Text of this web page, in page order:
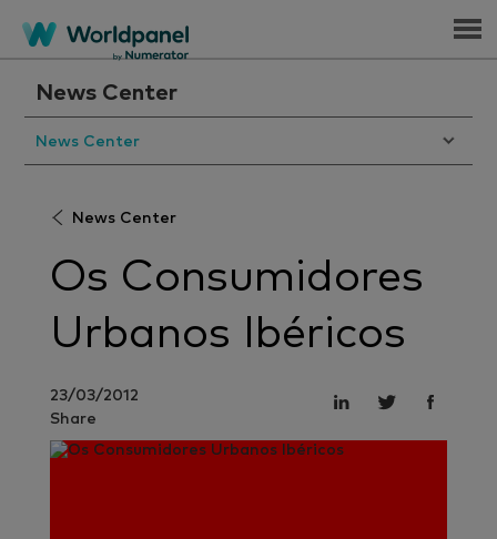
Menu
News Center
News Center
News Center
Os Consumidores
Urbanos Ibéricos
23/03/2012
Share